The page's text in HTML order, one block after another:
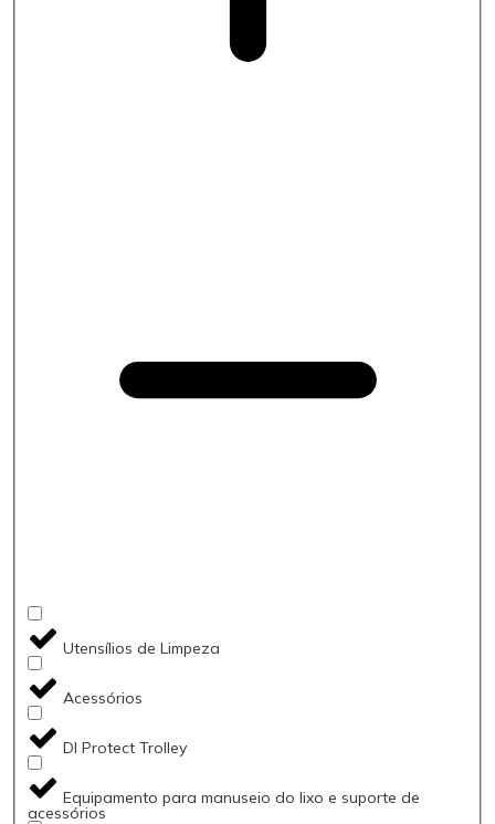
Utensílios de Limpeza
Acessórios
DI Protect Trolley
Equipamento para manuseio do lixo e suporte de
acessórios